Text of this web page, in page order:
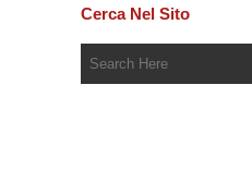
Cerca Nel Sito